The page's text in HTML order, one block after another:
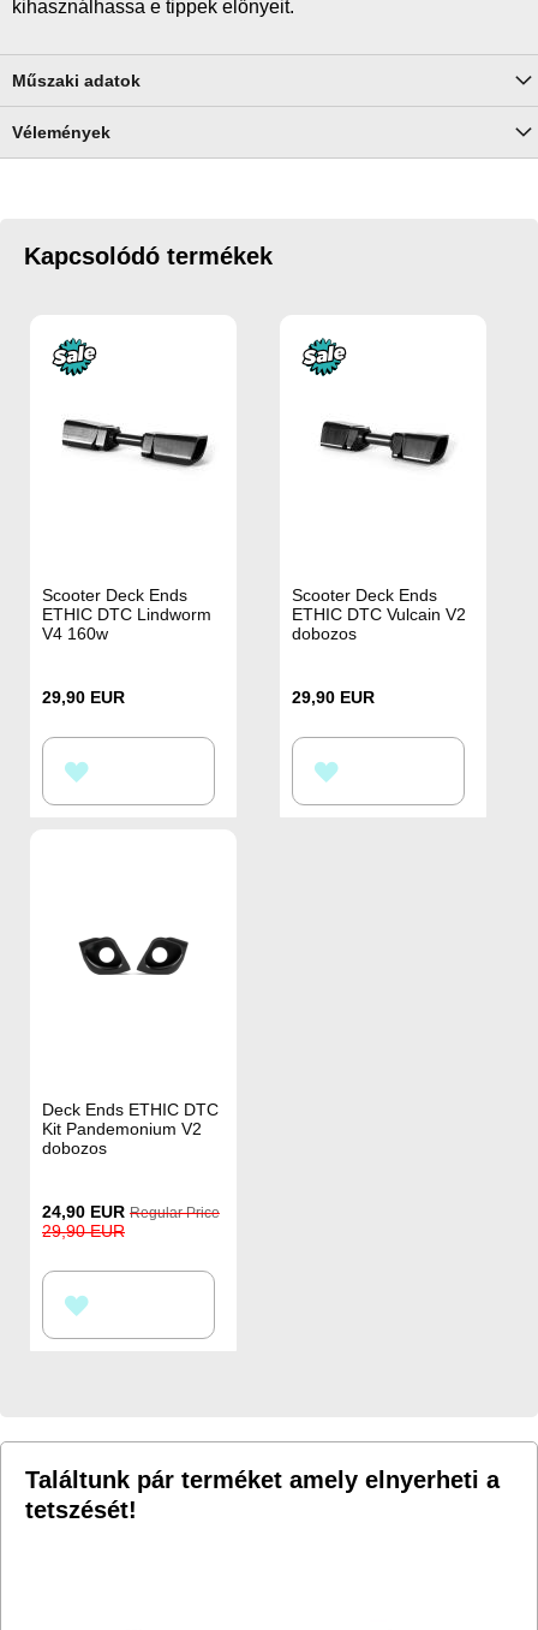
kihasználhassa e tippek előnyeit.
Műszaki adatok
Vélemények
Kapcsolódó termékek
Scooter Deck Ends
ETHIC DTC Lindworm
V4 160w
29,90 EUR
A
Scooter Deck Ends
ETHIC DTC Vulcain V2
dobozos
29,90 EUR
A
Deck Ends ETHIC DTC
Kit Pandemonium V2
dobozos
Special
Price
24,90 EUR Regular Price
29,90 EUR
A
Találtunk pár terméket amely elnyerheti a
tetszését!